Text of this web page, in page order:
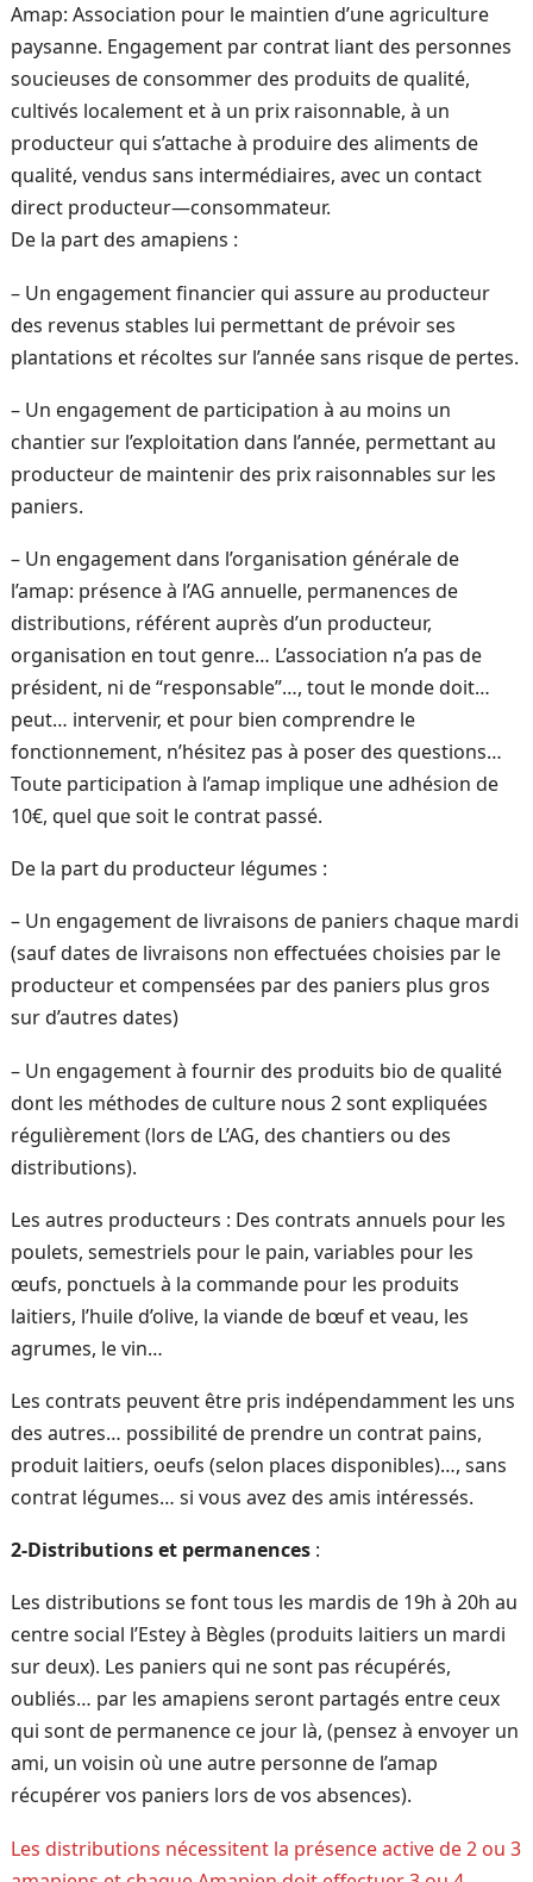
Amap: Association pour le maintien d’une agriculture
paysanne. Engagement par contrat liant des personnes
soucieuses de consommer des produits de qualité,
cultivés localement et à un prix raisonnable, à un
producteur qui s’attache à produire des aliments de
qualité, vendus sans intermédiaires, avec un contact
direct producteur—consommateur.
De la part des amapiens :
– Un engagement financier qui assure au producteur
des revenus stables lui permettant de prévoir ses
plantations et récoltes sur l’année sans risque de pertes.
– Un engagement de participation à au moins un
chantier sur l’exploitation dans l’année, permettant au
producteur de maintenir des prix raisonnables sur les
paniers.
– Un engagement dans l’organisation générale de
l’amap: présence à l’AG annuelle, permanences de
distributions, référent auprès d’un producteur,
organisation en tout genre… L’association n’a pas de
président, ni de “responsable”…, tout le monde doit…
peut… intervenir, et pour bien comprendre le
fonctionnement, n’hésitez pas à poser des questions…
Toute participation à l’amap implique une adhésion de
10€, quel que soit le contrat passé.
De la part du producteur légumes :
– Un engagement de livraisons de paniers chaque mardi
(sauf dates de livraisons non effectuées choisies par le
producteur et compensées par des paniers plus gros
sur d’autres dates)
– Un engagement à fournir des produits bio de qualité
dont les méthodes de culture nous 2 sont expliquées
régulièrement (lors de L’AG, des chantiers ou des
distributions).
Les autres producteurs : Des contrats annuels pour les
poulets, semestriels pour le pain, variables pour les
œufs, ponctuels à la commande pour les produits
laitiers, l’huile d’olive, la viande de bœuf et veau, les
agrumes, le vin…
Les contrats peuvent être pris indépendamment les uns
des autres… possibilité de prendre un contrat pains,
produit laitiers, oeufs (selon places disponibles)…, sans
contrat légumes… si vous avez des amis intéressés.
2-Distributions et permanences :
Les distributions se font tous les mardis de 19h à 20h au
centre social l’Estey à Bègles (produits laitiers un mardi
sur deux). Les paniers qui ne sont pas récupérés,
oubliés… par les amapiens seront partagés entre ceux
qui sont de permanence ce jour là, (pensez à envoyer un
ami, un voisin où une autre personne de l’amap
récupérer vos paniers lors de vos absences).
Les distributions nécessitent la présence active de 2 ou 3